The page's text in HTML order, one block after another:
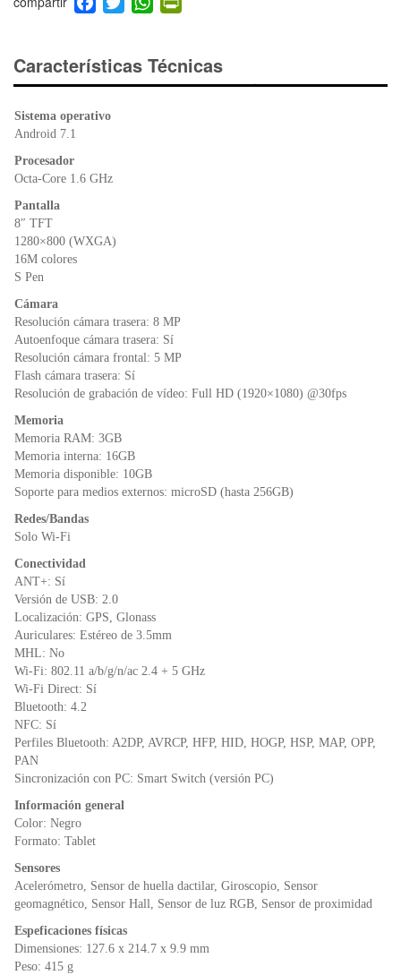
a
e
b
o
o
wi
er
h
s
A
ri
e
Características Técnicas
Sistema operativo
Android 7.1
Procesador
Octa-Core 1.6 GHz
Pantalla
8″ TFT
1280×800 (WXGA)
16M colores
S Pen
Cámara
Resolución cámara trasera: 8 MP
Autoenfoque cámara trasera: Sí
Resolución cámara frontal: 5 MP
Flash cámara trasera: Sí
Resolución de grabación de vídeo: Full HD (1920×1080) @30fps
Memoria
Memoria RAM: 3GB
Memoria interna: 16GB
Memoria disponible: 10GB
Soporte para medios externos: microSD (hasta 256GB)
Redes/Bandas
Solo Wi-Fi
Conectividad
ANT+: Sí
Versión de USB: 2.0
Localización: GPS, Glonass
Auriculares: Estéreo de 3.5mm
MHL: No
Wi-Fi: 802.11 a/b/g/n/ac 2.4 + 5 GHz
Wi-Fi Direct: Sí
Bluetooth: 4.2
NFC: Sí
Perfiles Bluetooth: A2DP, AVRCP, HFP, HID, HOGP, HSP, MAP, OPP,
PAN
Sincronización con PC: Smart Switch (versión PC)
Información general
Color: Negro
Formato: Tablet
Sensores
Acelerómetro, Sensor de huella dactilar, Giroscopio, Sensor
geomagnético, Sensor Hall, Sensor de luz RGB, Sensor de proximidad
Espeficaciones físicas
Dimensiones: 127.6 x 214.7 x 9.9 mm
Peso: 415 g